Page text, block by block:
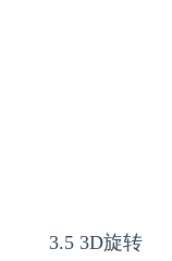
3.5 3D旋转